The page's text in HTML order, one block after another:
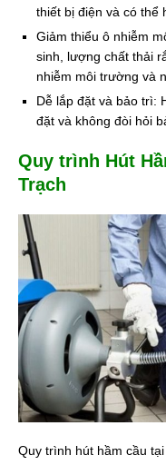
thiết bị điện và có thể
Giảm thiểu ô nhiễm
sinh, lượng chất thải
nhiễm môi trường và
Dễ lắp đặt và bảo trì:
đặt và không đòi hỏi
Quy trình Hút
Trạch
Quy trình hút hầm cầu